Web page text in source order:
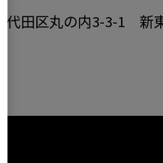
田区丸の内3-3-1 新